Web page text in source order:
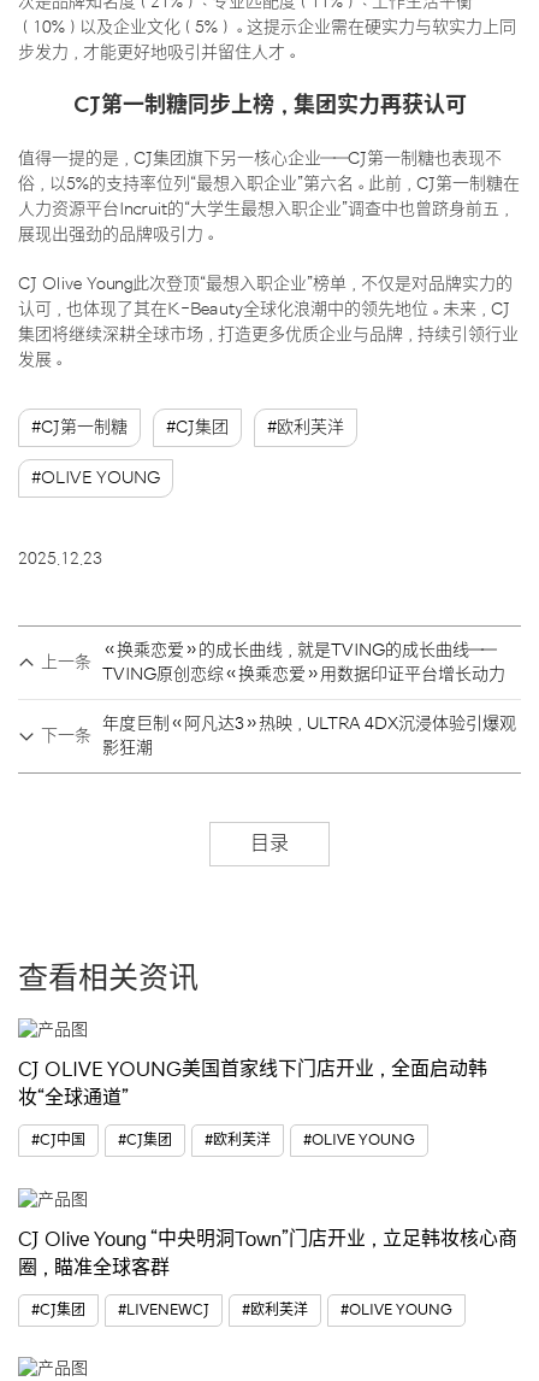
（10%）以及企业文化（5%）。这提示企业需在硬实力与软实力上同
步发力，才能更好地吸引并留住人才。
CJ第一制糖同步上榜，集团实力再获认可
值得一提的是，CJ集团旗下另一核心企业——CJ第一制糖也表现不
俗，以5%的支持率位列“最想入职企业”第六名。此前，CJ第一制糖在
人力资源平台Incruit的“大学生最想入职企业”调查中也曾跻身前五，
展现出强劲的品牌吸引力。
CJ Olive Young此次登顶“最想入职企业”榜单，不仅是对品牌实力的
认可，也体现了其在K-Beauty全球化浪潮中的领先地位。未来，CJ
集团将继续深耕全球市场，打造更多优质企业与品牌，持续引领行业
发展。
#CJ第一制糖 #CJ集团 #欧利芙洋
#OLIVE YOUNG
2025.12.23
上一条
《换乘恋爱》的成长曲线，就是TVING的成长曲线——
TVING原创恋综《换乘恋爱》用数据印证平台增长动力
下一条
年度巨制《阿凡达3》热映，ULTRA 4DX沉浸体验引爆观
影狂潮
目录
查看相关资讯
CJ OLIVE YOUNG美国首家线下门店开业，全面启动韩
妆“全球通道”
#CJ中国 #CJ集团 #欧利芙洋 #OLIVE YOUNG
CJ Olive Young “中央明洞Town”门店开业，立足韩妆核心商
圈，瞄准全球客群
#CJ集团 #LIVENEWCJ #欧利芙洋 #OLIVE YOUNG